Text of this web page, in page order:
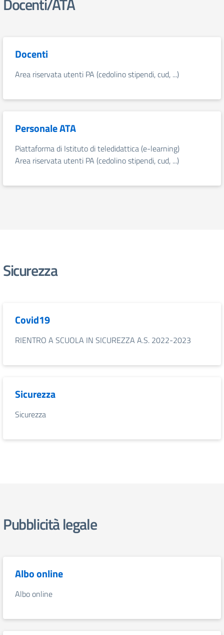
Docenti
Area riservata utenti PA (cedolino stipendi, cud, ...)
Personale ATA
Piattaforma di Istituto di teledidattica (e-learning)
Area riservata utenti PA (cedolino stipendi, cud, ...)
Sicurezza
Covid19
RIENTRO A SCUOLA IN SICUREZZA A.S. 2022-2023
Sicurezza
Sicurezza
Pubblicità legale
Albo online
Albo online